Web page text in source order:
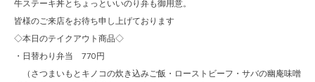
牛ステーキ丼とちょっといいのり弁も御用意。
皆様のご来店をお待ち申し上げております
◇本日のテイクアウト商品◇
・日替わり弁当 770円
（さつまいもとキノコの炊き込みご飯・ローストビーフ・サバの幽庵味噌